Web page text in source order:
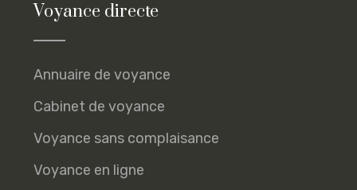
Voyance directe
Annuaire de voyance
Cabinet de voyance
Voyance sans complaisance
Voyance en ligne